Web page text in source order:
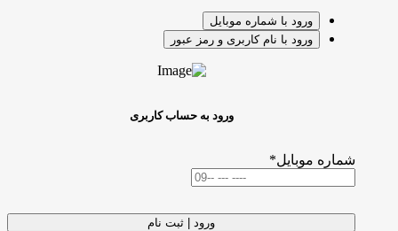
ورود با شماره موبایل
ورود با نام کاربری و رمز عبور
ورود به حساب کاربری
شماره موبایل*
ورود | ثبت نام